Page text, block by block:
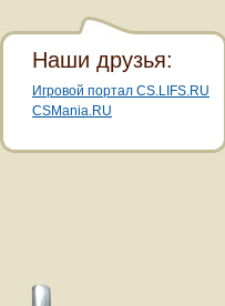
Наши друзья:
Игровой портал CS.LIFS.RU
CSMania.RU